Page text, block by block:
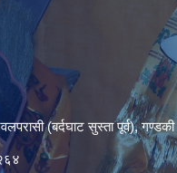
(बर्दघाट सुस्ता पूर्व),